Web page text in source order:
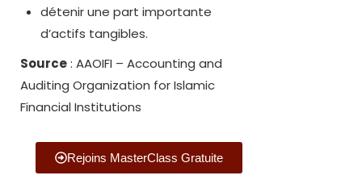
détenir une part importante
d’actifs tangibles.
Source: AAOIFI – Accounting and
Auditing Organization for Islamic
Financial Institutions
Rejoins MasterClass Gratuite